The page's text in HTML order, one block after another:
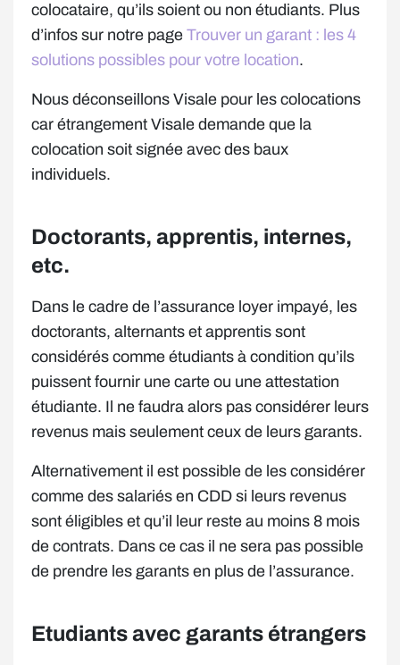
colocataire, qu’ils soient ou non étudiants. Plus
d’infos sur notre page Trouver un garant : les 4
solutions possibles pour votre location.
Nous déconseillons Visale pour les colocations
car étrangement Visale demande que la
colocation soit signée avec des baux
individuels.
Doctorants, apprentis, internes,
etc.
Dans le cadre de l’assurance loyer impayé, les
doctorants, alternants et apprentis sont
considérés comme étudiants à condition qu’ils
puissent fournir une carte ou une attestation
étudiante. Il ne faudra alors pas considérer leurs
revenus mais seulement ceux de leurs garants.
Alternativement il est possible de les considérer
comme des salariés en CDD si leurs revenus
sont éligibles et qu’il leur reste au moins 8 mois
de contrats. Dans ce cas il ne sera pas possible
de prendre les garants en plus de l’assurance.
Etudiants avec garants étrangers